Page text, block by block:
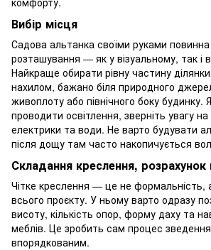
Вибір місця
Садова альтанка своїми руками
розташування — як у візуальному, так і
Найкраще обирати рівну частину
нахилом, бажано біля природного
живоплоту або північного боку будинку.
проводити освітлення, зверніть увагу
електрики та води. Не варто будувати
після дощу там часто накопичується
Складання креслення, розрахунок
Чітке креслення — це не формальність,
всього проєкту. У ньому варто одразу
висоту, кількість опор, форму даху та
меблів. Це зробить сам процес
впорядкованим.